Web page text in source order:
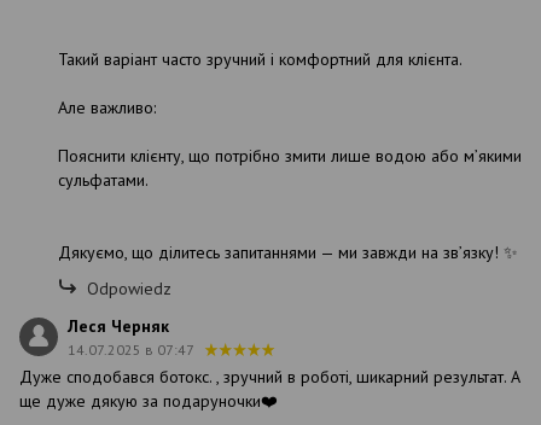
Такий варіант часто зручний і комфортний для клієнта.
Але важливо:
Пояснити клієнту, що потрібно змити лише водою або м’якими
сульфатами.
Дякуємо, що ділитесь запитаннями — ми завжди на зв’язку! ✨
Odpowiedz
Леся Черняк
14.07.2025 в 07:47
Дуже сподобався ботокс. , зручний в роботі, шикарний результат. А
ще дуже дякую за подаруночки❤️